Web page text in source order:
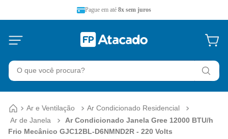
Pague em até 8x sem juros
O que você procura?
Ar e Ventilação
Ar Condicionado Residencial
Ar de Janela
Ar Condicionado Janela Gree 12000 BTU/h
Frio Mecânico GJC12BL-D6NMND2R - 220 Volts